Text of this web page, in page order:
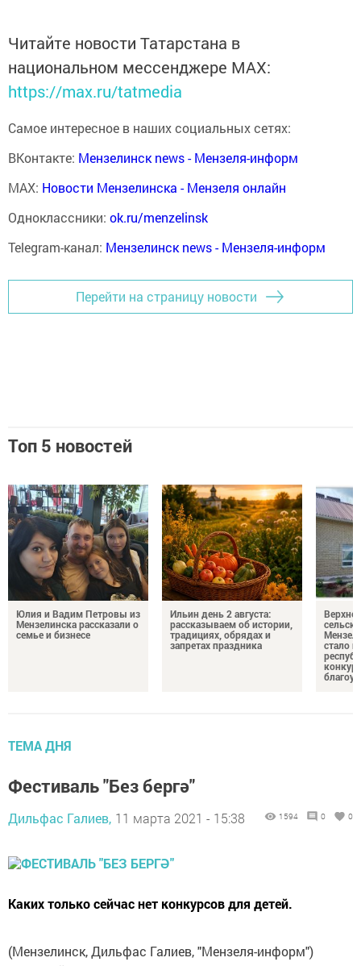
Читайте новости Татарстана в
национальном мессенджере MАХ:
https://max.ru/tatmedia
Самое интересное в наших социальных сетях:
ВКонтакте: Мензелинск news - Мензеля-информ
MAX: Новости Мензелинска - Мензеля онлайн
Одноклассники: ok.ru/menzelinsk
Telegram-канал: Мензелинск news - Мензеля-информ
Перейти на страницу новости
Топ 5 новостей
Юлия и Вадим Петровы из
Мензелинска рассказали о
семье и бизнесе
Ильин день 2 августа:
рассказываем об истории,
традициях, обрядах и
запретах праздника
стало
ТЕМА ДНЯ
Фестиваль "Без бергә"
Дильфас Галиев, 11 марта 2021 - 15:38 1594 0 0
Каких только сейчас нет конкурсов для детей.
(Мензелинск, Дильфас Галиев, "Мензеля-информ")